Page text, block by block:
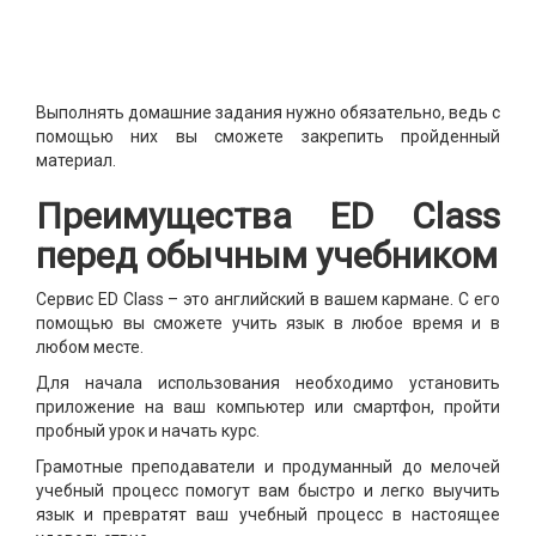
Выполнять домашние задания нужно обязательно, ведь с
помощью них вы сможете закрепить пройденный
материал.
Преимущества ED
Class
перед обычным учебником
Сервис ED Class – это английский в вашем кармане. С его
помощью вы сможете учить язык в любое время и в
любом месте.
Для начала использования необходимо установить
приложение на ваш компьютер или смартфон, пройти
пробный урок и начать курс.
Грамотные преподаватели и продуманный до мелочей
учебный процесс помогут вам быстро и легко выучить
язык и превратят ваш учебный процесс в настоящее